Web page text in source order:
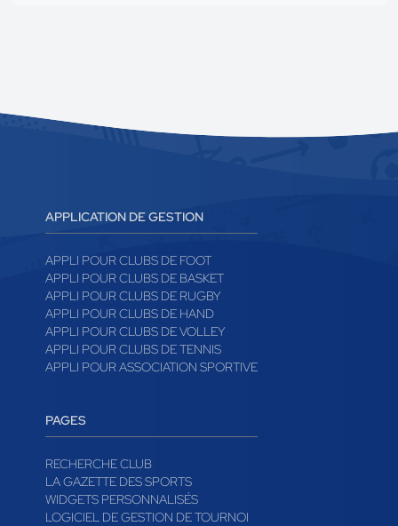
APPLICATION DE GESTION
APPLI POUR CLUBS DE FOOT
APPLI POUR CLUBS DE BASKET
APPLI POUR CLUBS DE RUGBY
APPLI POUR CLUBS DE HAND
APPLI POUR CLUBS DE VOLLEY
APPLI POUR CLUBS DE TENNIS
APPLI POUR ASSOCIATION SPORTIVE
PAGES
RECHERCHE CLUB
LA GAZETTE DES SPORTS
WIDGETS PERSONNALISÉS
LOGICIEL DE GESTION DE TOURNOI